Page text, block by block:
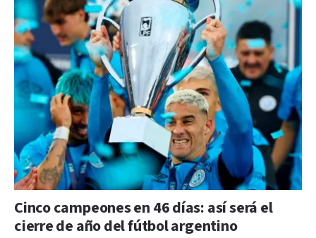
Cinco campeones en 46 días: así será el
cierre de año del fútbol argentino